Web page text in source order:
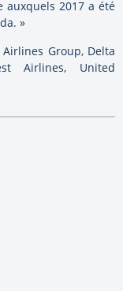
auxquels 2017 a été
»
Group, Delta
Airlines, United